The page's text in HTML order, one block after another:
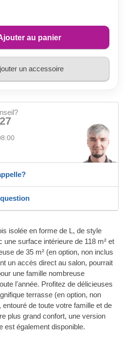
au panier
un accessoire
isolée en forme de L, de style
une surface intérieure de 118 m² et
de 35 m² (en option, non inclus
un accès direct au salon, pourrait
une famille nombreuse
l'année. Profitez de délicieuses
terrasse (en option, non
de toute votre famille et de
plus grand confort, une version
est également disponible.